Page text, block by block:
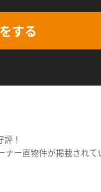
する
！
ー直物件が掲載され